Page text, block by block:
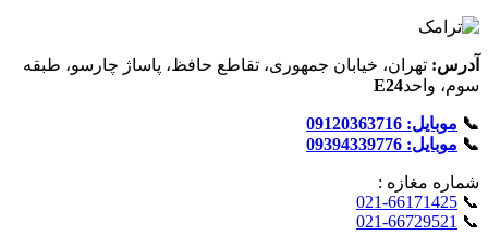
آدرس: تهران، خیابان جمهوری، تقاطع حافظ، پاساژ چارسو، طبقه
سوم، واحدE24
📞 موبایل: 09120363716
📞 موبایل: 09394339776
شماره‌ مغازه :
📞
021-66171425
📞
021-66729521